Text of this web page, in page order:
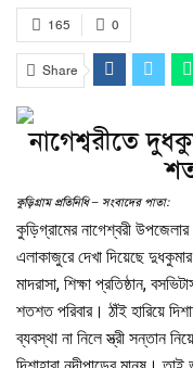
0
165
Share
নাগেশ্বরীতে
কুড়িগ্রাম প্রতিনিধি – সংবাদের পাতা:
কুড়িগ্রামের নাগেশ্বরী উপজেলার
এলাকাজুরে দেখা দিয়েছে
মাদরাসা, শিক্ষা প্রতিষ্ঠান,
শতশত পরিবার। ঠাঁই হারিয়ে
ব্যবস্থা না নিলে স্ত্রী সন্তান